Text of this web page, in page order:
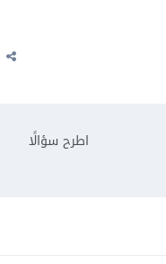
اطرح سؤالًا